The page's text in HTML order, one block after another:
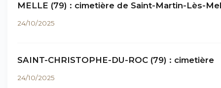
MELLE (79) : cimetière de Saint-Martin-Lès-
24/10/2025
SAINT-CHRISTOPHE-DU-ROC (79) : cimetière
24/10/2025